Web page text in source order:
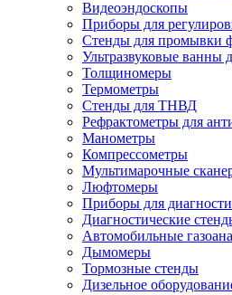
Видеоэндоскопы
Приборы для
Стенды для промывки
Ультразвуковые ванны
Толщиномеры
Термометры
Стенды для ТНВД
Рефрактометры для
Манометры
Компрессометры
Мультимарочные
Люфтомеры
Приборы для
Диагностические
Автомобильные
Дымомеры
Тормозные стенды
Дизельное